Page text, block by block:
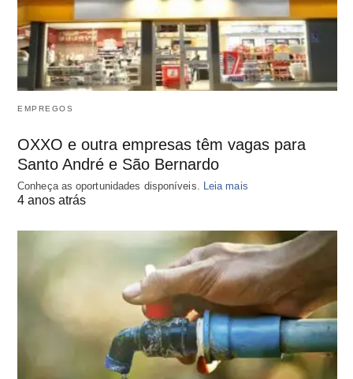
EMPREGOS
OXXO e outra empresas têm vagas para
Santo André e São Bernardo
Conheça as oportunidades disponíveis. Leia mais
4 anos atrás